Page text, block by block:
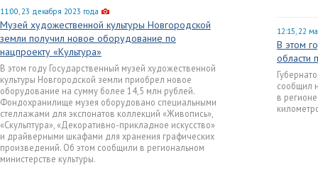
11:00, 23 декабря 2023 года
Музей художественной культуры Новгородской
земли получил новое оборудование по
нацпроекту «Культура»
В этом году Государственный музей художественной
культуры Новгородской земли приобрел новое
оборудование на сумму более 14,5 млн рублей.
Фондохранилище музея оборудовано специальными
стеллажами для экспонатов коллекций «Живопись»,
«Скульптура», «Декоративно-прикладное искусство»
и драйверными шкафами для хранения графических
произведений. Об этом сообщили в региональном
министерстве культуры.
12:15, 22
В этом
области
сообщил
в